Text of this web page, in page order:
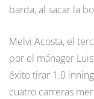
barda, al sacar la
Melvi Acosta, el
por el mánager
éxito tirar 1.0
cuatro carreras